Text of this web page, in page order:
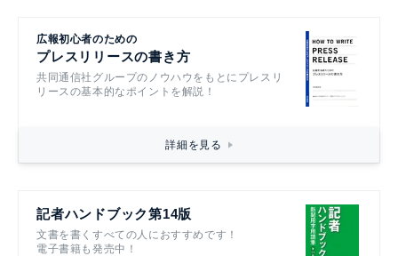
広報初心者のための
プレスリリースの書き方
共同通信社グループのノウハウをもとにプレスリ
リースの基本的なポイントを解説！
詳細を見る
記者ハンドブック第14版
文書を書くすべての人におすすめです！
電子書籍も発売中！